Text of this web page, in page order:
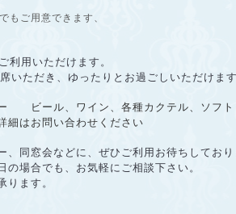
ご用意できます、
利用いただけます。
いただき、ゆったりとお過ごしいただけます
ー ビール、ワイン、各種カクテル、ソフ
細はお問い合わせください
、同窓会などに、ぜひご利用お待ちしており
場合でも、お気軽にご相談下さい。
ります。